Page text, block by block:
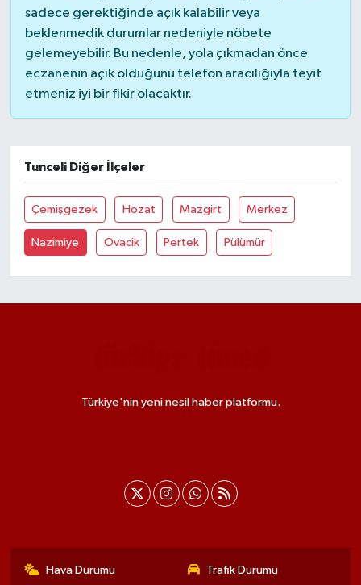
sadece gerektiğinde açık kalabilir veya
beklenmedik durumlar nedeniyle nöbete
gelemeyebilir. Bu nedenle, yola çıkmadan önce
eczanenin açık olduğunu telefon aracılığıyla teyit
etmeniz iyi bir fikir olacaktır.
Tunceli Diğer İlçeler
Çemişgezek Hozat Mazgirt Merkez
Nazimiye Ovacik Pertek Pülümür
Türkiye'nin yeni nesil haber platformu.
Hava Durumu Trafik Durumu